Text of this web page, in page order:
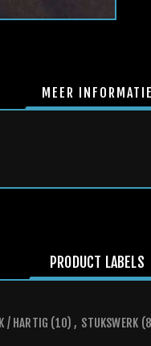
MEER INFORMATIE
PRODUCT LABELS
/ HARTIG (10) , STUKSWERK